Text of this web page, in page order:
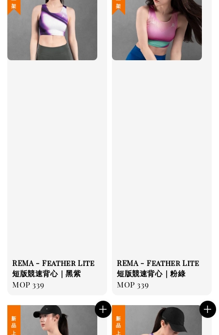
REMA - Feather Lite
短版競速背心｜黑紫
Regular
MOP 339
REMA - Feather Lite
短版競速背心｜粉綠
Regular
MOP 339
新 品 上 架 新 品 上 架